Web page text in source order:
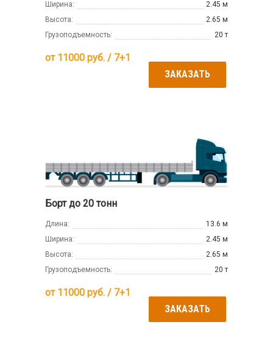
Ширина:
2.45 м
Высота:
2.65 м
Грузоподъемность:
20 т
от 11000 руб. / 7+1
ЗАКАЗАТЬ
Борт до 20 тонн
Длина:
13.6 м
Ширина:
2.45 м
Высота:
2.65 м
Грузоподъемность:
20 т
от 11000 руб. / 7+1
ЗАКАЗАТЬ